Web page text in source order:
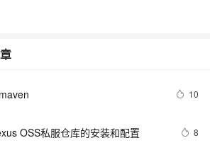
10
OSS私服仓库的安装和配置 8